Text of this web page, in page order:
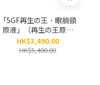
「5GF再生の王．眼臉頸
原液」（再生の王原液
3.0）（30ml） / 5支（原
價：$5,400）
HK$3,490.00
HK$5,400.00